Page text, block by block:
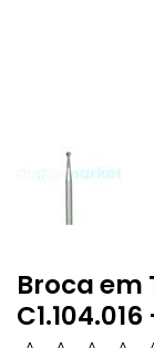
Broca em